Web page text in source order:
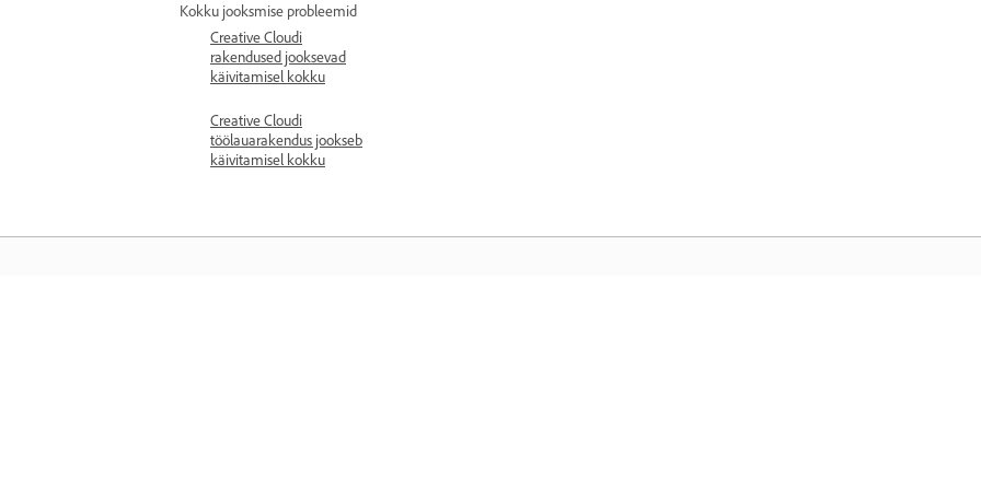
Kokku jooksmise probleemid
Creative Cloudi
rakendused jooksevad
käivitamisel kokku
Creative Cloudi
töölauarakendus jookseb
käivitamisel kokku